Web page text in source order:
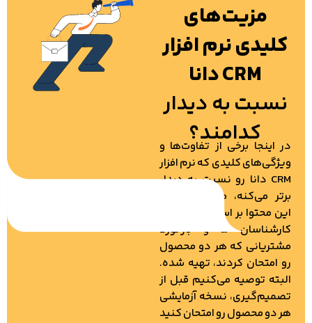
مزیت‌های
کلیدی نرم افزار
CRM دانا
نسبت به دیدار
کدامند؟
در اینجا برخی از تفاوت‌ها و
ویژگی‌های کلیدی که نرم‌ افزار
CRM دانا رو نسبت به دیدار
برتر می‌کنه، مرور می‌کنیم.
این محتوا بر اساس تحقیقات
کارشناسان ما و بازخورد
مشتریانی که هر دو محصول
رو امتحان کردند، تهیه شده.
البته توصیه می‌کنیم قبل از
تصمیم‌گیری، نسخه آزمایشی
هر دو محصول رو امتحان کنید